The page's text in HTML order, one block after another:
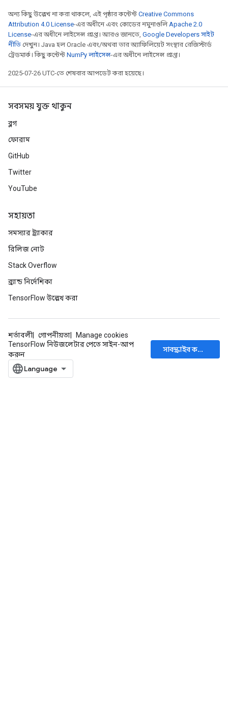
অন্য কিছু উল্লেখ না করা থাকলে, এই পৃষ্ঠার কন্টেন্ট Creative Commons
Attribution 4.0 License-এর অধীনে এবং কোডের নমুনাগুলিApache 2.0
License-এর অধীনে লাইসেন্স প্রাপ্ত। আরও জানতে, Google Developers সাইট
নীতি দেখুন। Java হল Oracle এবং/অথবা তার অ্যাফিলিয়েট সংস্থার রেজিস্টার্ড
ট্রেডমার্ক। কিছু কন্টেন্ট NumPy লাইসেন্স-এর অধীনে লাইসেন্স প্রাপ্ত।
2025-07-26 UTC-তে শেষবার আপডেট করা হয়েছে।
সবসময় যুক্ত থাকুন
ব্লগ
ফোরাম
GitHub
Twitter
YouTube
সহায়তা
সমস্যার ট্র্যাকার
রিলিজ নোট
Stack Overflow
ব্র্যান্ড নির্দেশিকা
TensorFlow উল্লেখ করা
শর্তাবলী গোপনীয়তা
Manage cookies
TensorFlow নিউজলেটার পেতে সাইন-আপ
করুন
সাবস্ক্রাইব করুন